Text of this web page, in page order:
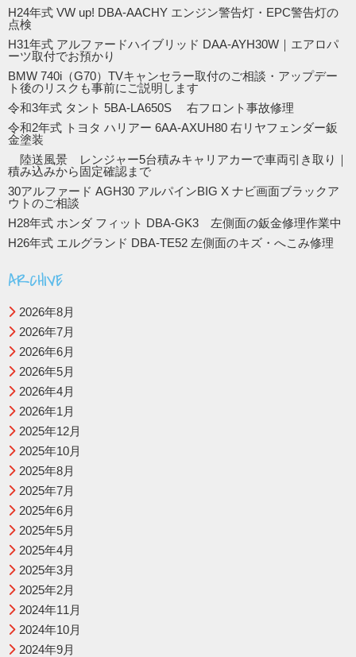
H24年式 VW up! DBA-AACHY エンジン警告灯・EPC警告灯の
点検
H31年式 アルファードハイブリッド DAA-AYH30W｜エアロパ
ーツ取付でお預かり
BMW 740i（G70）TVキャンセラー取付のご相談・アップデー
ト後のリスクも事前にご説明します
令和3年式 タント 5BA-LA650S 右フロント事故修理
令和2年式 トヨタ ハリアー 6AA-AXUH80 右リヤフェンダー鈑
金塗装
陸送風景 レンジャー5台積みキャリアカーで車両引き取り｜
積み込みから固定確認まで
30アルファード AGH30 アルパインBIG X ナビ画面ブラックア
ウトのご相談
H28年式 ホンダ フィット DBA-GK3 左側面の鈑金修理作業中
H26年式 エルグランド DBA-TE52 左側面のキズ・へこみ修理
ARCHIVE
2026年8月
2026年7月
2026年6月
2026年5月
2026年4月
2026年1月
2025年12月
2025年10月
2025年8月
2025年7月
2025年6月
2025年5月
2025年4月
2025年3月
2025年2月
2024年11月
2024年10月
2024年9月